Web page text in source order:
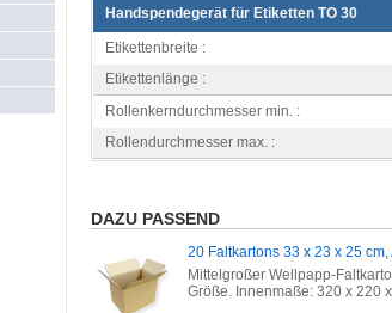
Handspendegerät für Etiketten TO 30
Etikettenbreite :
Etikettenlänge :
Rollenkerndurchmesser min. :
Rollendurchmesser max. :
DAZU PASSEND
20 Faltkartons 33 x 23 x 25 cm,
Mittelgroßer Wellpapp-
Größe. Innenmaße: 320 x 220